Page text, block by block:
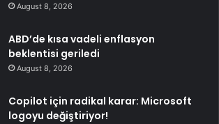
August 8, 2026
ABD’de kısa vadeli enflasyon
beklentisi geriledi
August 8, 2026
Copilot için radikal karar: Microsoft
logoyu değiştiriyor!